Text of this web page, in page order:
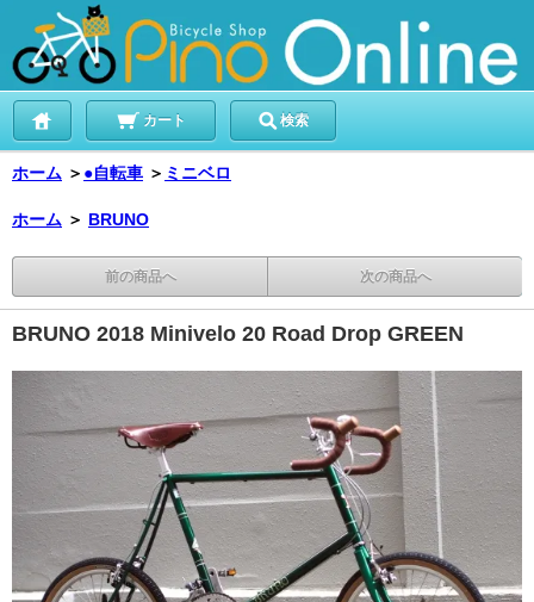
カート 検索
ホーム ＞ ●自転車 ＞ ミニベロ
ホーム ＞ BRUNO
前の商品へ 次の商品へ
BRUNO 2018 Minivelo 20 Road Drop GREEN